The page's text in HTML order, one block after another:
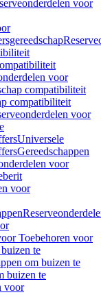
voor
voor
compatibiliteit
compatibiliteit
voor
Universele
Gereedschappen
voor
voor
Toebehoren voor
te
om buizen te
buizen te
voor